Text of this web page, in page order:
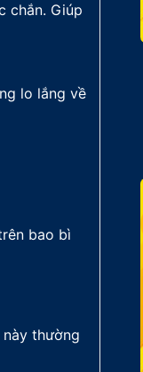
chắn. Giúp
lo lắng về
bao bì
thường